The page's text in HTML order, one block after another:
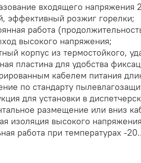
входящего напряжения
эффективный розжиг горелки;
работа
высокого напряжения;
корпус из термостойкого,
пластина для удобства
кабелем питания
по стандарту
для установки в
размещение или вниз
изоляция высокого
работа при температурах -